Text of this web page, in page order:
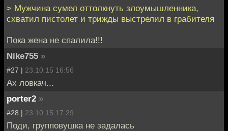
> Мужчина сумел оттолкнуть злоумышленника,
схватил пистолет и трижды выстрелил в грабителя
Пока жена не спалила!!!
Nike755 »
#27 | 23.10.15 16:56
Ах ловкач...
porter2 »
#28 | 23.10.15 17:29
Поди, групповушка не задалась